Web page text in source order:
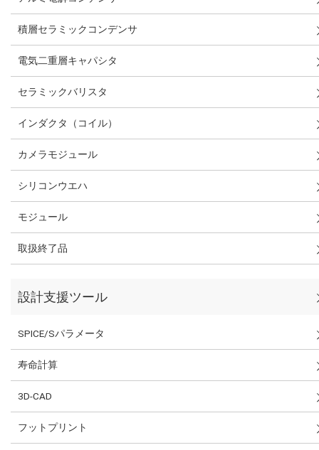
積層セラミックコンデンサ
電気二重層キャパシタ
セラミックバリスタ
インダクタ（コイル）
カメラモジュール
シリコンウエハ
モジュール
取扱終了品
設計支援ツール
SPICE/Sパラメータ
寿命計算
3D-CAD
フットプリント